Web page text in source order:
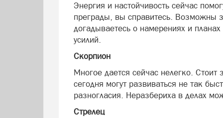
Энергия и настойчивость сейчас
преграды, вы справитесь. Возможны
догадываетесь о намерениях и
усилий.
Скорпион
Многое дается сейчас нелегко. Стоит
сегодня могут развиваться не так
разногласия. Неразбериха в делах
Стрелец